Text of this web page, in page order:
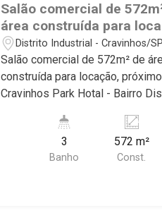
Salão comercial de
área construída para
Excelente localização,
ao Cravinhos Park Hotal -
Bairro Distrito Industrial,
Cravinhos/SP.
Distrito Industrial - Cravinhos/SP
Salão comercial de 572m² de
construída para locação,
Cravinhos Park Hotal - Bairro
características deste imóvel que
Martinelli Imobiliária selecionou
3
Banho
572 m²
Const.